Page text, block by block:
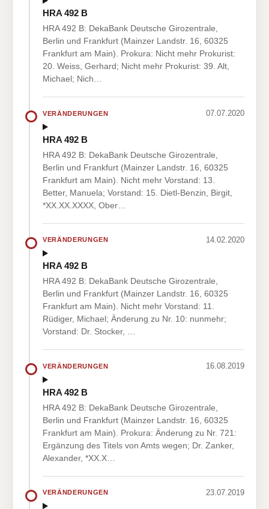
HRA 492 B
HRA 492 B: DekaBank Deutsche Girozentrale,
Berlin und Frankfurt (Mainzer Landstr. 16, 60325
Frankfurt am Main). Prokura: Nicht mehr Prokurist:
20. Weiss, Gerhard; Nicht mehr Prokurist: 39. Alt,
Michael; Nich…
VERÄNDERUNGEN 07.07.2020
HRA 492 B
HRA 492 B: DekaBank Deutsche Girozentrale,
Berlin und Frankfurt (Mainzer Landstr. 16, 60325
Frankfurt am Main). Nicht mehr Vorstand: 13.
Better, Manuela; Vorstand: 15. Dietl-Benzin, Birgit,
*XX.XX.XXXX, Ober…
VERÄNDERUNGEN 14.02.2020
HRA 492 B
HRA 492 B: DekaBank Deutsche Girozentrale,
Berlin und Frankfurt (Mainzer Landstr. 16, 60325
Frankfurt am Main). Nicht mehr Vorstand: 11.
Rüdiger, Michael; Änderung zu Nr. 10: nunmehr;
Vorstand: Dr. Stocker, …
VERÄNDERUNGEN 16.08.2019
HRA 492 B
HRA 492 B: DekaBank Deutsche Girozentrale,
Berlin und Frankfurt (Mainzer Landstr. 16, 60325
Frankfurt am Main). Prokura: Änderung zu Nr. 721:
Ergänzung des Titels von Amts wegen; Dr. Zanker,
Alexander, *XX.X…
VERÄNDERUNGEN 23.07.2019